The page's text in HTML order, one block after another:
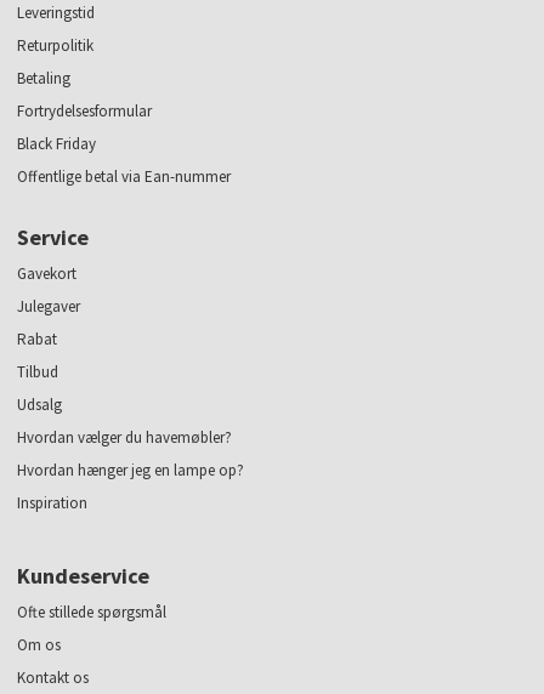
Leveringstid
Returpolitik
Betaling
Fortrydelsesformular
Black Friday
Offentlige betal via Ean-nummer
Service
Gavekort
Julegaver
Rabat
Tilbud
Udsalg
Hvordan vælger du havemøbler?
Hvordan hænger jeg en lampe op?
Inspiration
Kundeservice
Ofte stillede spørgsmål
Om os
Kontakt os